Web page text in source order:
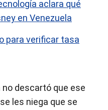
aclara qué
en Venezuela
para verificar tasa
descartó que ese
les niega que se